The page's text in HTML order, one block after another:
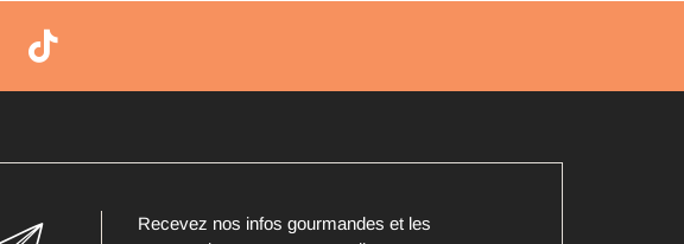
Recevez nos infos gourmandes et les